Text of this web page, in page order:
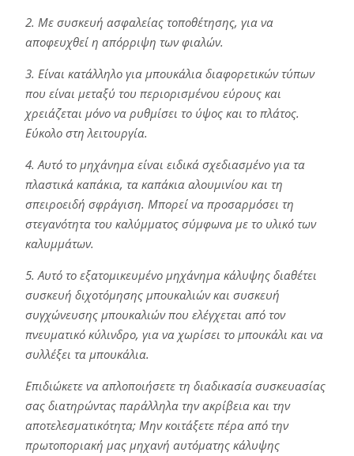
2. Με συσκευή ασφαλείας τοποθέτησης, για να
αποφευχθεί η απόρριψη των φιαλών.
3. Είναι κατάλληλο για μπουκάλια διαφορετικών τύπων
που είναι μεταξύ του περιορισμένου εύρους και
χρειάζεται μόνο να ρυθμίσει το ύψος και το πλάτος.
Εύκολο στη λειτουργία.
4. Αυτό το μηχάνημα είναι ειδικά σχεδιασμένο για τα
πλαστικά καπάκια, τα καπάκια αλουμινίου και τη
σπειροειδή σφράγιση. Μπορεί να προσαρμόσει τη
στεγανότητα του καλύμματος σύμφωνα με το υλικό των
καλυμμάτων.
5. Αυτό το εξατομικευμένο μηχάνημα κάλυψης διαθέτει
συσκευή διχοτόμησης μπουκαλιών και συσκευή
συγχώνευσης μπουκαλιών που ελέγχεται από τον
πνευματικό κύλινδρο, για να χωρίσει το μπουκάλι και να
συλλέξει τα μπουκάλια.
Επιδιώκετε να απλοποιήσετε τη διαδικασία συσκευασίας
σας διατηρώντας παράλληλα την ακρίβεια και την
αποτελεσματικότητα; Μην κοιτάξετε πέρα από την
πρωτοποριακή μας μηχανή αυτόματης κάλυψης